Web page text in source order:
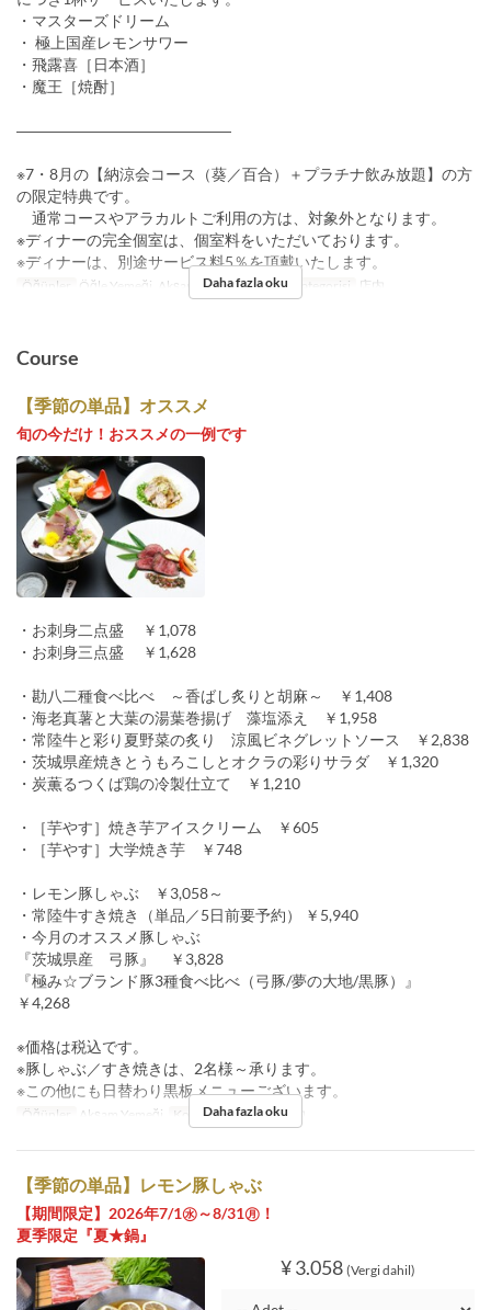
・マスターズドリーム
・ 極上国産レモンサワー
・飛露喜［日本酒］
・魔王［焼酎］
――――――――――――――
※7・8月の【納涼会コース（葵／百合）＋プラチナ飲み放題】の方
の限定特典です。
通常コースやアラカルトご利用の方は、対象外となります。
※ディナーの完全個室は、個室料をいただいております。
※ディナーは、別途サービス料5％を頂戴いたします。
Öğünler Öğle Yemeği, Akşam Yemeği Koltuk Kategorisi 店内
Daha fazla oku
Course
【季節の単品】オススメ
旬の今だけ！おススメの一例です
・お刺身二点盛 ￥1,078
・お刺身三点盛 ￥1,628
・勘八二種食べ比べ ～香ばし炙りと胡麻～ ￥1,408
・海老真薯と大葉の湯葉巻揚げ 藻塩添え ￥1,958
・常陸牛と彩り夏野菜の炙り 涼風ビネグレットソース ￥2,838
・茨城県産焼きとうもろこしとオクラの彩りサラダ ￥1,320
・炭薫るつくば鶏の冷製仕立て ￥1,210
・［芋やす］焼き芋アイスクリーム ￥605
・［芋やす］大学焼き芋 ￥748
・レモン豚しゃぶ ￥3,058～
・常陸牛すき焼き（単品／5日前要予約） ￥5,940
・今月のオススメ豚しゃぶ
『茨城県産 弓豚』 ￥3,828
『極み☆ブランド豚3種食べ比べ（弓豚/夢の大地/黒豚）』
￥4,268
※価格は税込です。
※豚しゃぶ／すき焼きは、2名様～承ります。
※この他にも日替わり黒板メニューございます。
Öğünler Akşam Yemeği Koltuk Kategorisi 店内
Daha fazla oku
【季節の単品】レモン豚しゃぶ
【期間限定】2026年7/1㊌～8/31㊊！
夏季限定『夏★鍋』
¥ 3.058 (Vergi dahil)